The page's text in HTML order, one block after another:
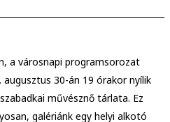
a városnapi programsorozat
30-án 19 órakor nyílik
művésznő tárlata. Ez
galériánk egy helyi alkotó